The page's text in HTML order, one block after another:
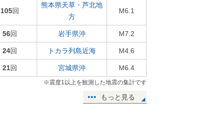
105回
熊本県天草・芦北地
方
M6.1
56回 岩手県沖 M7.2
24回 トカラ列島近海 M4.6
21回 宮城県沖 M6.4
※震度1以上を観測した地震の集計です
もっと見る